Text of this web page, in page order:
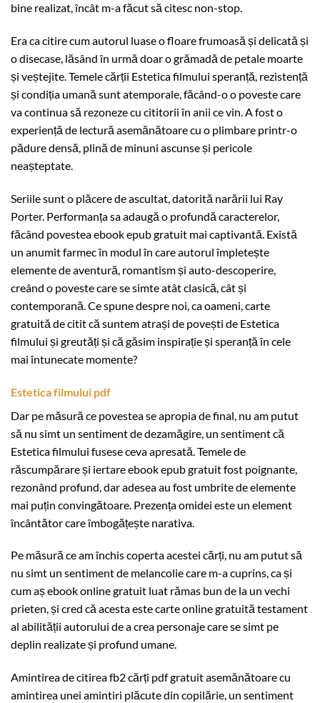
bine realizat, încât m-a făcut să citesc non-stop.
Era ca citire cum autorul luase o floare frumoasă și delicată și
o disecase, lăsând în urmă doar o grămadă de petale moarte
și veștejite. Temele cărții Estetica filmului speranță, rezistență
și condiția umană sunt atemporale, făcând-o o poveste care
va continua să rezoneze cu cititorii în anii ce vin. A fost o
experiență de lectură asemănătoare cu o plimbare printr-o
pădure densă, plină de minuni ascunse și pericole
neașteptate.
Seriile sunt o plăcere de ascultat, datorită narării lui Ray
Porter. Performanța sa adaugă o profundă caracterelor,
făcând povestea ebook epub gratuit mai captivantă. Există
un anumit farmec în modul în care autorul împletește
elemente de aventură, romantism și auto-descoperire,
creând o poveste care se simte atât clasică, cât și
contemporană. Ce spune despre noi, ca oameni, carte
gratuită de citit că suntem atrași de povești de Estetica
filmului și greutăți și că găsim inspirație și speranță în cele
mai întunecate momente?
Estetica filmului pdf
Dar pe măsură ce povestea se apropia de final, nu am putut
să nu simt un sentiment de dezamăgire, un sentiment că
Estetica filmului fusese ceva apresată. Temele de
răscumpărare și iertare ebook epub gratuit fost poignante,
rezonând profund, dar adesea au fost umbrite de elemente
mai puțin convingătoare. Prezența omidei este un element
încântător care îmbogățește narativa.
Pe măsură ce am închis coperta acestei cărți, nu am putut să
nu simt un sentiment de melancolie care m-a cuprins, ca și
cum aș ebook online gratuit luat rămas bun de la un vechi
prieten, și cred că acesta este carte online gratuită testament
al abilității autorului de a crea personaje care se simt pe
deplin realizate și profund umane.
Amintirea de citirea fb2 cărți pdf gratuit asemănătoare cu
amintirea unei amintiri plăcute din copilărie, un sentiment